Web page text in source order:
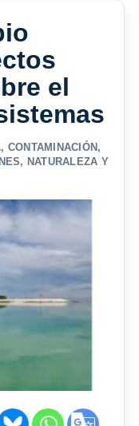
el
, CONTAMINACIÓN ,
, NATURALEZA Y